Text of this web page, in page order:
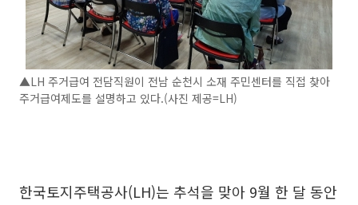
▲LH 주거급여 전담직원이 전남 순천시 소재 주민센터를 직접 찾아
주거급여제도를 설명하고 있다.(사진 제공=LH)
한국토지주택공사(LH)는 추석을 맞아 9월 한 달 동안